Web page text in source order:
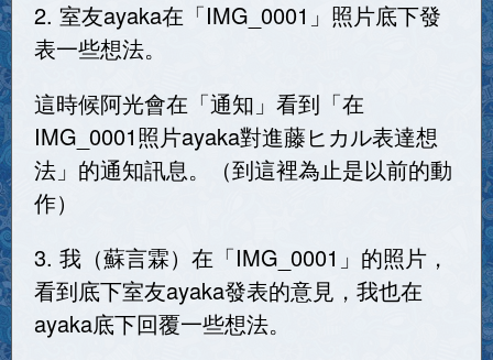
2. 室友ayaka在「IMG_0001」照片底下發
表一些想法。
這時候阿光會在「通知」看到「在
IMG_0001照片ayaka對進藤ヒカル表達想
法」的通知訊息。（到這裡為止是以前的動
作）
3. 我（蘇言霖）在「IMG_0001」的照片，
看到底下室友ayaka發表的意見，我也在
ayaka底下回覆一些想法。